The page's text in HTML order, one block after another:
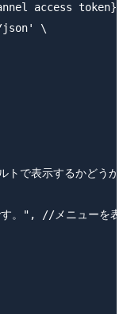
access
\
で表示するかどうか
", //メニューを表